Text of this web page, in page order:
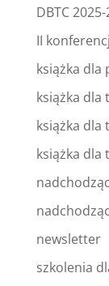
DBTC
II
książka dla
książka dla
książka dla
książka dla
newsletter
szkolenia